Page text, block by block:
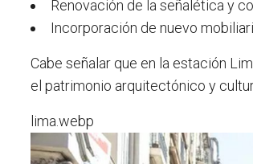
Renovación de la señalética y
Incorporación de nuevo
Cabe señalar que en la estación
el patrimonio arquitectónico y
lima.webp